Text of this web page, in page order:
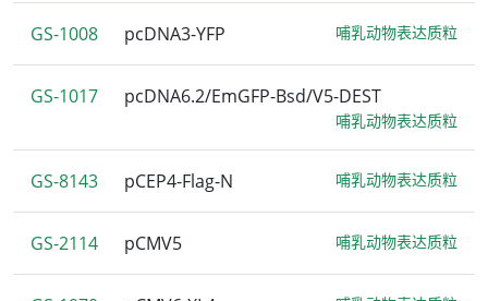
GS-1008 pcDNA3-YFP 哺乳动物表达质粒
GS-1017 pcDNA6.2/EmGFP-Bsd/V5-DEST
哺乳动物表达质粒
GS-8143 pCEP4-Flag-N 哺乳动物表达质粒
GS-2114 pCMV5 哺乳动物表达质粒